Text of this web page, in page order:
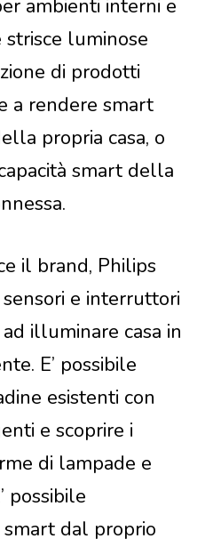
ambienti interni e
luminose
di prodotti
a rendere smart
propria casa, o
smart della
il brand, Philips
e interruttori
illuminare casa in
E’ possibile
esistenti con
e scoprire i
di lampade e
possibile
dal proprio